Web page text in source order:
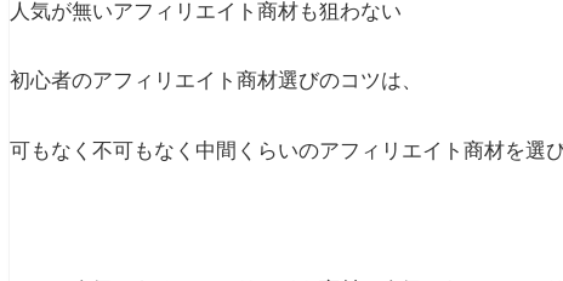
人気が無いアフィリエイト商材も狙わない
初心者のアフィリエイト商材選びのコツは、
可もなく不可もなく中間くらいのアフィリエイト商材を選び